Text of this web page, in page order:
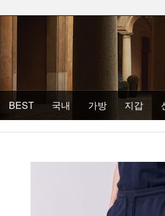
BEST 국내 가방 지갑